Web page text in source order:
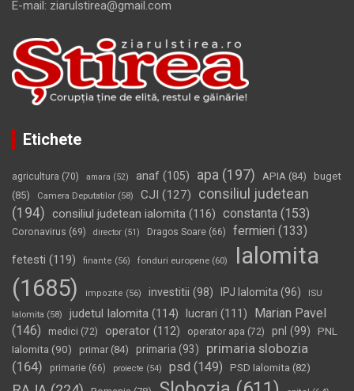
E-mail: ziarulstirea@gmail.com
Etichete
agricultura (70) amara (52) anaf (105) apa (197) APIA (84)
buget
(85)
Camera Deputatilor (58) CJI (127)
consiliul judetean
(194) consiliul judetean ialomita (116) constanta (153)
Coronavirus (69) director (51) Dragos Soare (66) fermieri (133)
fetesti (119) finante (56) fonduri europene (60)
Ialomita
(1685)
impozite (56) investitii (98) IPJ Ialomita (96) ISU
Ialomita (58) judetul Ialomita (114) lucrari (111)
Marian Pavel
(146)
medici (72) operator (112) operator apa (72) pnl (99)
PNL
Ialomita (90) primar(84) primaria (93)
primaria slobozia
(164)
primarie (66) proiecte (54) psd (149) PSD Ialomita (82)